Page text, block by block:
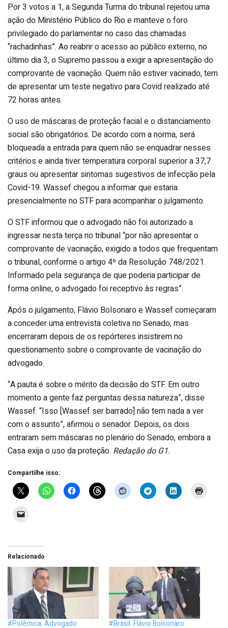
Por 3 votos a 1, a Segunda Turma do tribunal rejeitou uma
ação do Ministério Público do Rio e manteve o foro
privilegiado do parlamentar no caso das chamadas
“rachadinhas”. Ao reabrir o acesso ao público externo, no
último dia 3, o Supremo passou a exigir a apresentação do
comprovante de vacinação. Quem não estiver vacinado, tem
de apresentar um teste negativo para Covid realizado até
72 horas antes.
O uso de máscaras de proteção facial e o distanciamento
social são obrigatórios. De acordo com a norma, será
bloqueada a entrada para quem não se enquadrar nesses
critérios e ainda tiver temperatura corporal superior a 37,7
graus ou apresentar sintomas sugestivos de infecção pela
Covid-19. Wassef chegou a informar que estaria
presencialmente no STF para acompanhar o julgamento.
O STF informou que o advogado não foi autorizado a
ingressar nesta terça no tribunal “por não apresentar o
comprovante de vacinação, exigido a todos que frequentam
o tribunal, conforme o artigo 4º da Resolução 748/2021.
Informado pela segurança de que poderia participar de
forma online, o advogado foi receptivo às regras”.
Após o julgamento, Flávio Bolsonaro e Wassef começaram
a conceder uma entrevista coletiva no Senado, mas
encerraram depois de os repórteres insistirem no
questionamento sobre o comprovante de vacinação do
advogado.
“A pauta é sobre o mérito da decisão do STF. Em outro
momento a gente faz perguntas dessa natureza”, disse
Wassef. “Isso [Wassef ser barrado] não tem nada a ver
com o assunto”, afirmou o senador. Depois, os dois
entraram sem máscaras no plenário do Senado, embora a
Casa exija o uso da proteção. Redação do G1.
Compartilhe isso:
Relacionado
#Polêmica: Advogado #Brasil: Flávio Bolsonaro